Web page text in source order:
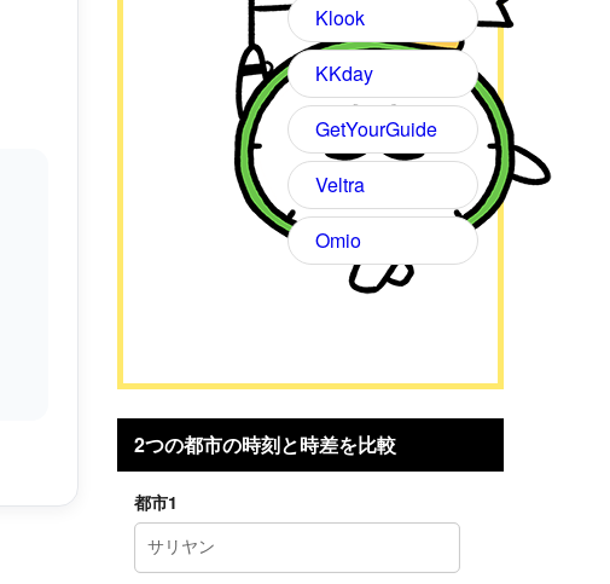
Klook
KKday
GetYourGuide
Veltra
Omio
2つの都市の時刻と時差を比較
都市1